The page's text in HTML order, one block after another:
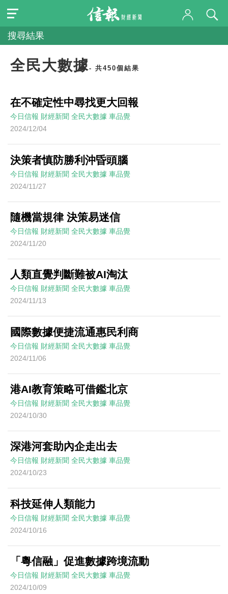
搜尋結果
全民大數據- 共450個結果
在不確定性中尋找更大回報
今日信報 財經新聞 全民大數據 車品覺
2024/12/04
決策者慎防勝利沖昏頭腦
今日信報 財經新聞 全民大數據 車品覺
2024/11/27
隨機當規律 決策易迷信
今日信報 財經新聞 全民大數據 車品覺
2024/11/20
人類直覺判斷難被AI淘汰
今日信報 財經新聞 全民大數據 車品覺
2024/11/13
國際數據便捷流通惠民利商
今日信報 財經新聞 全民大數據 車品覺
2024/11/06
港AI教育策略可借鑑北京
今日信報 財經新聞 全民大數據 車品覺
2024/10/30
深港河套助內企走出去
今日信報 財經新聞 全民大數據 車品覺
2024/10/23
科技延伸人類能力
今日信報 財經新聞 全民大數據 車品覺
2024/10/16
「粵信融」促進數據跨境流動
今日信報 財經新聞 全民大數據 車品覺
2024/10/09